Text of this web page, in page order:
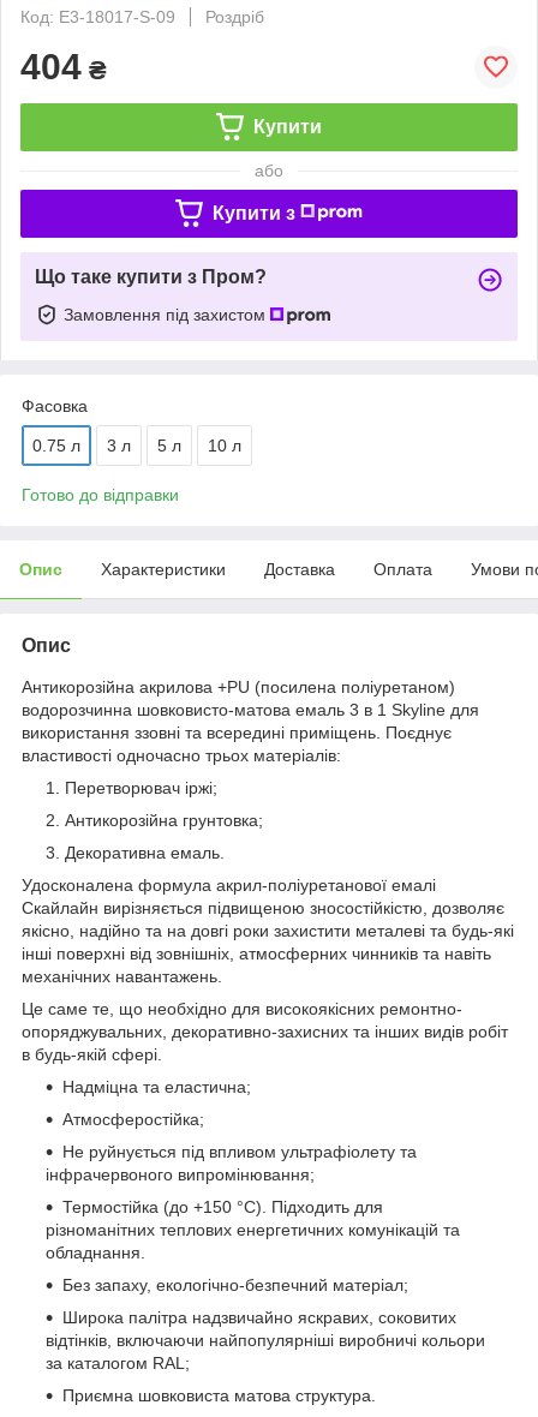
Код: E3-18017-S-09
Роздріб
404 ₴
Купити
або
Купити з
Що таке купити з Пром?
Замовлення під захистом
Фасовка
0.75 л 3 л 5 л 10 л
Готово до відправки
Опис Характеристики Доставка Оплата Умови
Опис
Антикорозійна акрилова +PU (посилена поліуретаном)
водорозчинна шовковисто-матова емаль 3 в 1 Skyline для
використання ззовні та всередині приміщень. Поєднує
властивості одночасно трьох матеріалів:
Перетворювач іржі;
Антикорозійна грунтовка;
Декоративна емаль.
Удосконалена формула акрил-поліуретанової емалі
Скайлайн вирізняється підвищеною зносостійкістю, дозволяє
якісно, надійно та на довгі роки захистити металеві та будь-які
інші поверхні від зовнішніх, атмосферних чинників та навіть
механічних навантажень.
Це саме те, що необхідно для високоякісних ремонтно-
опоряджувальних, декоративно-захисних та інших видів робіт
в будь-якій сфері.
Надміцна та еластична;
Атмосферостійка;
Не руйнується під впливом ультрафіолету та
інфрачервоного випромінювання;
Термостійка (до +150 °С). Підходить для
різноманітних теплових енергетичних комунікацій та
обладнання.
Без запаху, екологічно-безпечний матеріал;
Широка палітра надзвичайно яскравих, соковитих
відтінків, включаючи найпопулярніші виробничі кольори
за каталогом RAL;
Приємна шовковиста матова структура.